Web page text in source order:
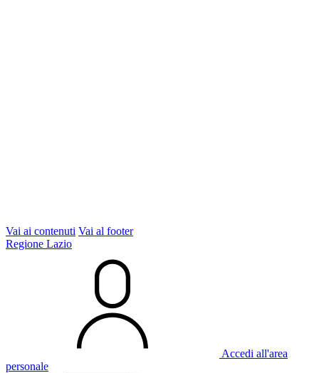
Vai ai contenuti Vai al footer
Regione Lazio
Accedi all'area
personale